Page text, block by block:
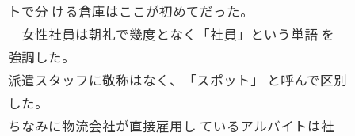
トで分 ける倉庫はここが初めてだった。
女性社員は朝礼で幾度となく「社員」という単語 を
強調した。
派遣スタッフに敬称はなく、「スポット」 と呼んで区別
した。
ちなみに物流会社が直接雇用し ているアルバイトは社